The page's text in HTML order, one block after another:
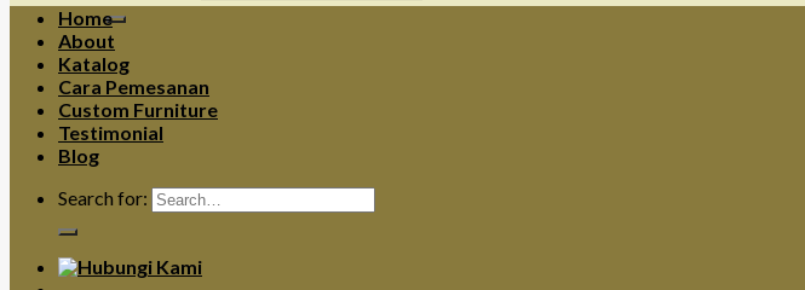
Home
About
Katalog
Cara Pemesanan
Custom Furniture
Testimonial
Blog
Search for: